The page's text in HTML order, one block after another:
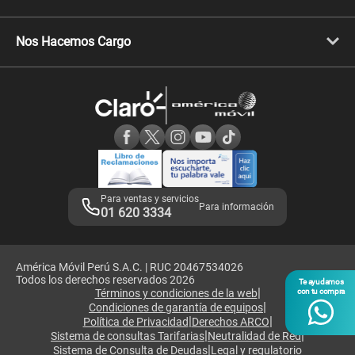
Te ayudamos
con tu compra
Celulares Motorola
Llamada por llamada
Comprobantes electrónicos
Consulta de IMEI
Nos Hacemos Cargo
Consulta de reclamos
Adquirientes iPhone 6, 6S y SE
Mensaje de Seguridad
Términos y Condiciones de Tienda Claro
Libro de Reclamaciones
Legales de marketplace
Para ventas y servicios
01 620 3334 Para información
América Móvil Perú S.A.C. | RUC 20467534026
Todos los derechos reservados 2026
Términos y condiciones de la web|
Condiciones de garantía de equipos|
Política de Privacidad|Derechos ARCO|
Sistema de consultas Tarifarias|Neutralidad de Red|
Sistema de Consulta de Deudas|Legal y regulatorio